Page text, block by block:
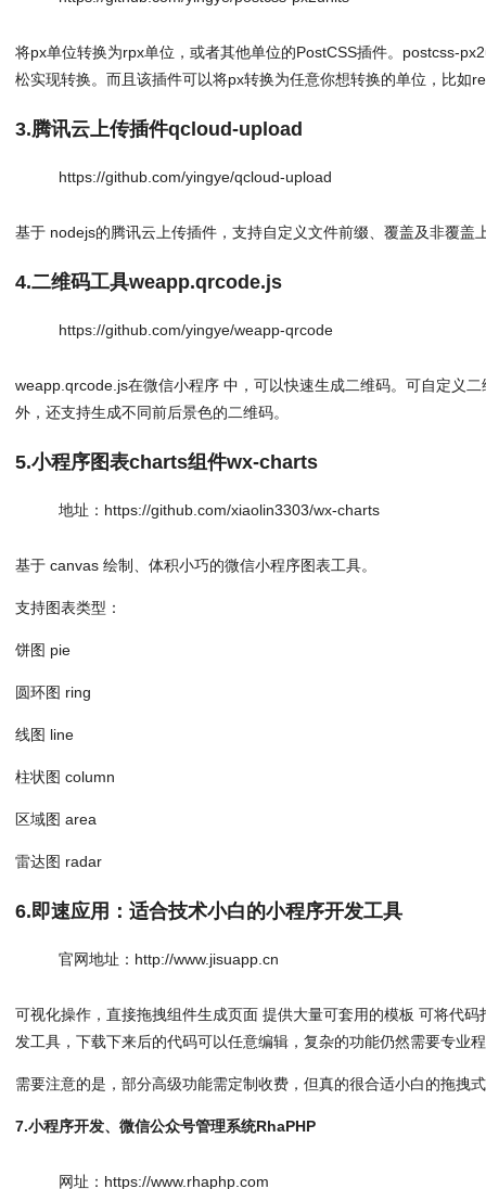
将px单位转换为rpx单位，或者其他单位的PostCSS插件。postcss-
松实现转换。而且该插件可以将px转换为任意你想转换的单位，比如
3.腾讯云上传插件qcloud-upload
https://github.com/yingye/qcloud-upload
基于 nodejs的腾讯云上传插件，支持自定义文件前缀、覆盖及非覆盖
4.二维码工具weapp.qrcode.js
https://github.com/yingye/weapp-qrcode
weapp.qrcode.js在微信小程序 中，可以快速生成二维码。可自定义
外，还支持生成不同前后景色的二维码。
5.小程序图表charts组件wx-charts
地址：https://github.com/xiaolin3303/wx-charts
基于 canvas 绘制、体积小巧的微信小程序图表工具。
支持图表类型：
饼图 pie
圆环图 ring
线图 line
柱状图 column
区域图 area
雷达图 radar
6.即速应用：适合技术小白的小程序开发工具
官网地址：http://www.jisuapp.cn
可视化操作，直接拖拽组件生成页面 提供大量可套用的模板 可将代
发工具，下载下来后的代码可以任意编辑，复杂的功能仍然需要专业
需要注意的是，部分高级功能需定制收费，但真的很合适小白的拖拽
7.小程序开发、微信公众号管理系统RhaPHP
网址：https://www.rhaphp.com